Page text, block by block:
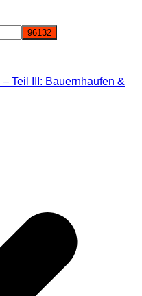
Teil III: Bauernhaufen &